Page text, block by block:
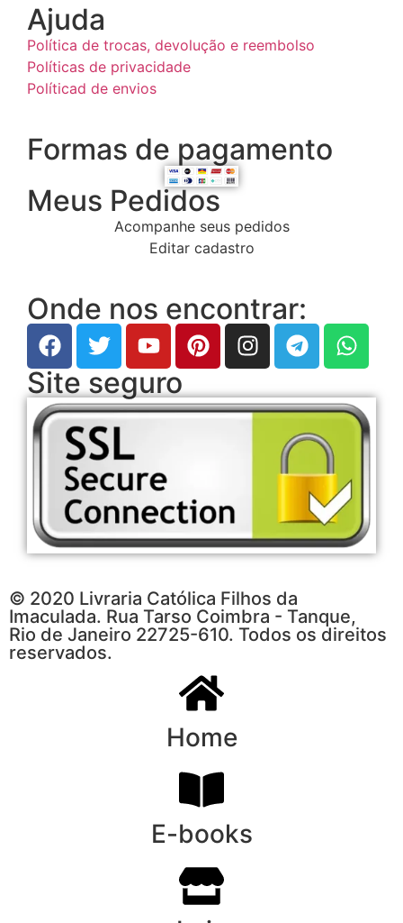
Ajuda
Política de trocas, devolução e reembolso
Políticas de privacidade
Políticad de envios
Formas de pagamento
Meus Pedidos
Acompanhe seus pedidos
Editar cadastro
Onde nos encontrar:
Site seguro
© 2020 Livraria Católica Filhos da
Imaculada. Rua Tarso Coimbra - Tanque,
Rio de Janeiro 22725-610. Todos os direitos
reservados.
Home
E-books